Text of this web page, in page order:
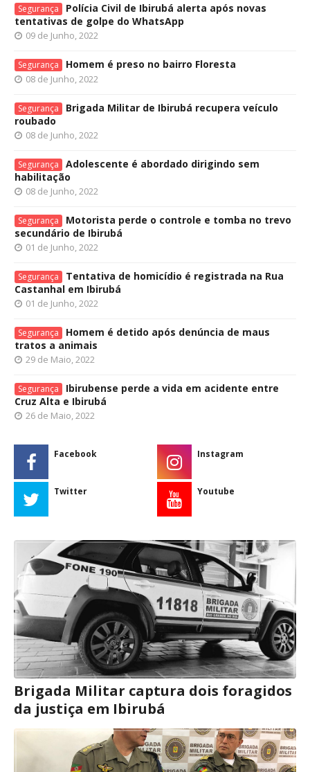
Segurança
Polícia Civil de Ibirubá alerta após novas
tentativas de golpe do WhatsApp
09 de Junho, 2022
Segurança Homem é preso no bairro Floresta
08 de Junho, 2022
Segurança
Brigada Militar de Ibirubá recupera veículo
roubado
08 de Junho, 2022
Segurança
Adolescente é abordado dirigindo sem
habilitação
08 de Junho, 2022
Segurança
Motorista perde o controle e tomba no trevo
secundário de Ibirubá
01 de Junho, 2022
Segurança
Tentativa de homicídio é registrada na Rua
Castanhal em Ibirubá
01 de Junho, 2022
Segurança
Homem é detido após denúncia de maus
tratos a animais
29 de Maio, 2022
Segurança
Ibirubense perde a vida em acidente entre
Cruz Alta e Ibirubá
26 de Maio, 2022
Facebook Instagram
Twitter Youtube
Brigada Militar captura dois foragidos
da justiça em Ibirubá